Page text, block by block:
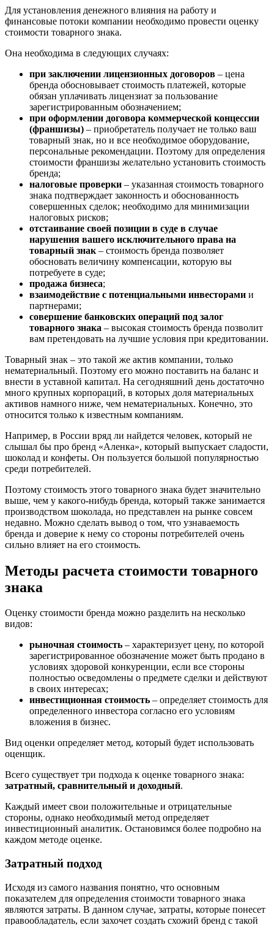
Для установления денежного влияния на работу и
финансовые потоки компании необходимо провести оценку
стоимости товарного знака.
Она необходима в следующих случаях:
при заключении лицензионных договоров – цена
бренда обосновывает стоимость платежей, которые
обязан уплачивать лицензиат за пользование
зарегистрированным обозначением;
при оформлении договора коммерческой концессии
(франшизы) – приобретатель получает не только ваш
товарный знак, но и все необходимое оборудование,
персональные рекомендации. Поэтому для определения
стоимости франшизы желательно установить стоимость
бренда;
налоговые проверки – указанная стоимость товарного
знака подтверждает законность и обоснованность
совершенных сделок; необходимо для минимизации
налоговых рисков;
отстаивание своей позиции в суде в случае
нарушения вашего исключительного права на
товарный знак – стоимость бренда позволяет
обосновать величину компенсации, которую вы
потребуете в суде;
продажа бизнеса;
взаимодействие с потенциальными инвесторами и
партнерами;
совершение банковских операций под залог
товарного знака – высокая стоимость бренда позволит
вам претендовать на лучшие условия при кредитовании.
Товарный знак – это такой же актив компании, только
нематериальный. Поэтому его можно поставить на баланс и
внести в уставной капитал. На сегодняшний день достаточно
много крупных корпораций, в которых доля материальных
активов намного ниже, чем нематериальных. Конечно, это
относится только к известным компаниям.
Например, в России вряд ли найдется человек, который не
слышал бы про бренд «Аленка», который выпускает сладости,
шоколад и конфеты. Он пользуется большой популярностью
среди потребителей.
Поэтому стоимость этого товарного знака будет значительно
выше, чем у какого-нибудь бренда, который также занимается
производством шоколада, но представлен на рынке совсем
недавно. Можно сделать вывод о том, что узнаваемость
бренда и доверие к нему со стороны потребителей очень
сильно влияет на его стоимость.
Методы расчета стоимости товарного
знака
Оценку стоимости бренда можно разделить на несколько
видов:
рыночная стоимость – характеризует цену, по которой
зарегистрированное обозначение может быть продано в
условиях здоровой конкуренции, если все стороны
полностью осведомлены о предмете сделки и действуют
в своих интересах;
инвестиционная стоимость – определяет стоимость для
определенного инвестора согласно его условиям
вложения в бизнес.
Вид оценки определяет метод, который будет использовать
оценщик.
Всего существует три подхода к оценке товарного знака:
затратный, сравнительный и доходный.
Каждый имеет свои положительные и отрицательные
стороны, однако необходимый метод определяет
инвестиционный аналитик. Остановимся более подробно на
каждом методе оценке.
Затратный подход
Исходя из самого названия понятно, что основным
показателем для определения стоимости товарного знака
являются затраты. В данном случае, затраты, которые понесет
правообладатель, если захочет создать схожий бренд с такой